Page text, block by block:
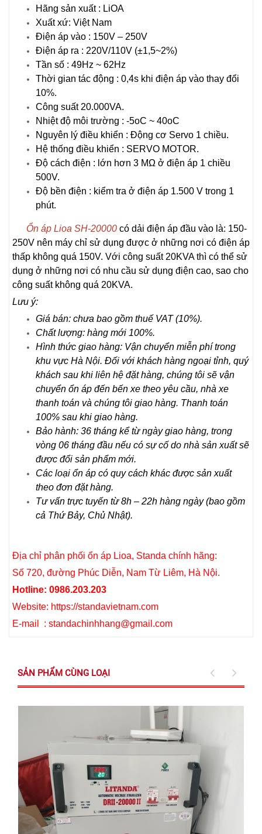
Hãng sản xuất : LiOA
Xuất xứ: Việt Nam
Điện áp vào : 150V – 250V
Điện áp ra : 220V/110V (±1,5~2%)
Tần số : 49Hz ~ 62Hz
Thời gian tác động : 0,4s khi điện áp vào thay đổi
10%.
Công suất 20.000VA.
Nhiệt độ môi trường : -5oC ~ 40oC
Nguyên lý điều khiển : Động cơ Servo 1 chiều.
Hệ thống điều khiển : SERVO MOTOR.
Độ cách điện : lớn hơn 3 MΩ ở điện áp 1 chiều
500V.
Độ bền điện : kiểm tra ở điện áp 1.500 V trong 1
phút.
Ổn áp Lioa SH-20000 có dải điện áp đầu vào là: 150-
250V nên máy chỉ sử dụng được ở những nơi có điện áp
thấp không quá 150V. Với công suất 20KVA thì có thể sử
dụng ở những nơi có nhu cầu sử dụng điện cao, sao cho
công suất không quá 20KVA.
Lưu ý:
Giá bán: chưa bao gồm thuế VAT (10%).
Chất lượng: hàng mới 100%.
Hình thức giao hàng: Vận chuyển miễn phí trong
khu vực Hà Nội. Đối với khách hàng ngoại tỉnh, quý
khách sau khi liên hệ đặt hàng, chúng tôi sẽ vận
chuyển ổn áp đến bến xe theo yêu cầu, nhà xe
thanh toán và chúng tôi giao hàng. Thanh toán
100% sau khi giao hàng.
Bảo hành: 36 tháng kể từ ngày giao hàng, trong
vòng 06 tháng đầu nếu có sự cố do nhà sản xuất sẽ
được đổi sản phẩm mới.
Các loại ổn áp có quy cách khác được sản xuất
theo đơn đặt hàng.
Tư vấn trực tuyến từ 8h – 22h hàng ngày (bao gồm
cả Thứ Bảy, Chủ Nhật).
Địa chỉ phân phối ổn áp Lioa, Standa chính hãng:
Số 720, đường Phúc Diễn, Nam Từ Liêm, Hà Nội.
Hotline: 0986.203.203
Website: https://standavietnam.com
E-mail : standachinhhang@gmail.com
SẢN PHẨM CÙNG LOẠI